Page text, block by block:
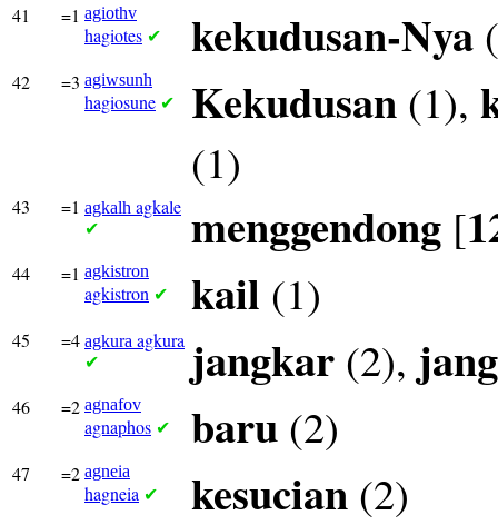
41 =1 agiothv
hagiotes ✔ kekudusan-Nya
42 =3 agiwsunh
hagiosune ✔ Kekudusan (1),
(1)
43 =1 agkalh agkale
✔ menggendong [
44 =1 agkistron
agkistron ✔ kail (1)
45 =4 agkura agkura
✔ jangkar (2),
46 =2 agnafov
agnaphos ✔ baru (2)
47 =2 agneia
hagneia ✔ kesucian (2)